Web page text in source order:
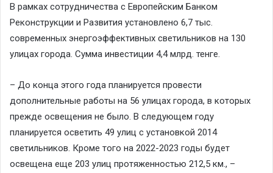
В рамках сотрудничества с Европейским Банком
Реконструкции и Развития установлено 6,7 тыс.
современных энергоэффективных светильников на 130
улицах города. Сумма инвестиции 4,4 млрд. тенге.
– До конца этого года планируется провести
дополнительные работы на 56 улицах города, в которых
прежде освещения не было. В следующем году
планируется осветить 49 улиц с установкой 2014
светильников. Кроме того на 2022-2023 годы будет
освещена еще 203 улиц протяженностью 212,5 км., –